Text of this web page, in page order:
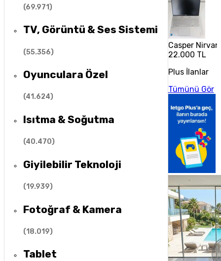
(69.971)
TV, Görüntü & Ses Sistemi
(55.356)
Oyunculara Özel
(41.624)
Isıtma & Soğutma
(40.470)
Giyilebilir Teknoloji
(19.939)
Fotoğraf & Kamera
(18.019)
Tablet
Casper
22.000 TL
Plus İlanlar
Tümünü Gör